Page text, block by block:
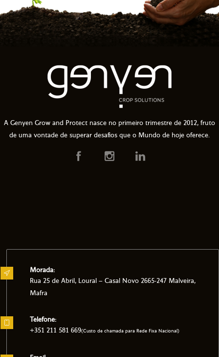
A Genyen Grow and Protect nasce no primeiro trimestre de 2012, fruto
de uma vontade de superar desafios que o Mundo de hoje oferece.
Morada:
Rua 25 de Abril, Loural – Casal Novo 2665-247 Malveira,
Mafra
Telefone:
+351 211 581 669(Custo de chamada para Rede Fixa Nacional)